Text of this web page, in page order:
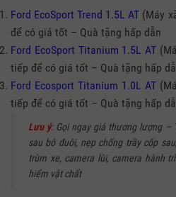
Ford EcoSport Trend 1.5L AT (Máy
để có giá tốt – Quà tặng hấp dẫn
Ford EcoSport Titanium 1.5L AT
tiếp để có giá tốt – Quà tặng hấp
Ford Ecosport Titanium 1.0L AT
tiếp để có giá tốt – Quà tặng hấp
Lưu ý:Gọi ngay giá thương lượng –
sau bô đuôi, nẹp chống trầy cốp
trùm xe, camera lùi, camera hành
hiểm vật chất